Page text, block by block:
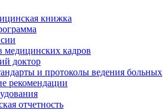
книжка
медицинских кадров
доктор
и протоколы ведения больных
рекомендации
отчетность